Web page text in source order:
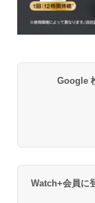
Google
Watch+会員に